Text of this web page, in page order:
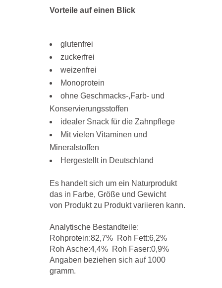
Vorteile auf einen Blick
glutenfrei
zuckerfrei
weizenfrei
Monoprotein
ohne Geschmacks-,Farb- und
Konservierungsstoffen
idealer Snack für die Zahnpflege
Mit vielen Vitaminen und
Mineralstoffen
Hergestellt in Deutschland
Es handelt sich um ein Naturprodukt
das in Farbe, Größe und Gewicht
von Produkt zu Produkt variieren kann.
Analytische Bestandteile:
Rohprotein:82,7% Roh Fett:6,2%
Roh Asche:4,4% Roh Faser:0,9%
Angaben beziehen sich auf 1000
gramm.